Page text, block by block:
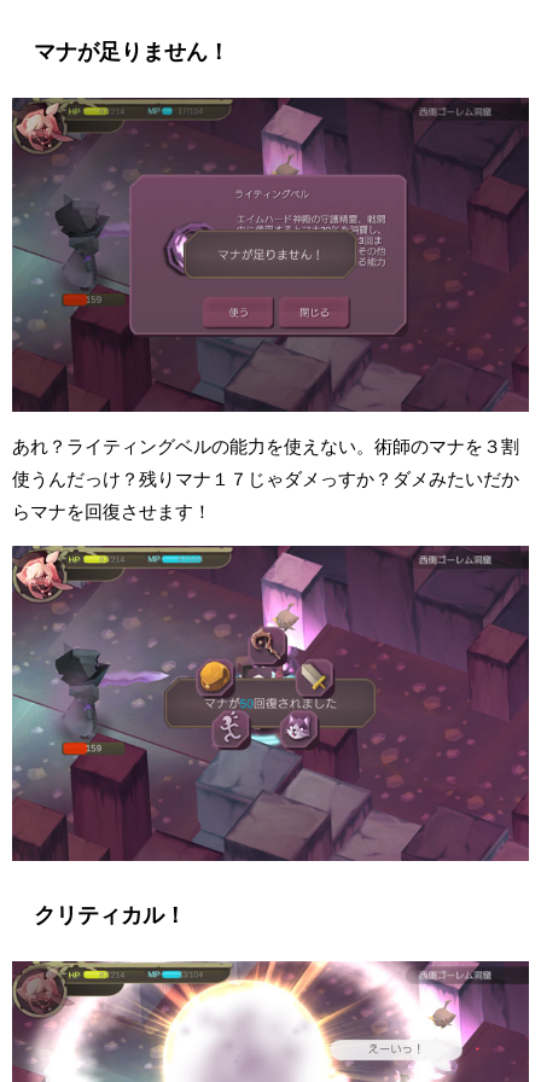
マナが足りません！
あれ？ライティングベルの能力を使えない。術師のマナを３割
使うんだっけ？残りマナ１７じゃダメっすか？ダメみたいだか
らマナを回復させます！
クリティカル！